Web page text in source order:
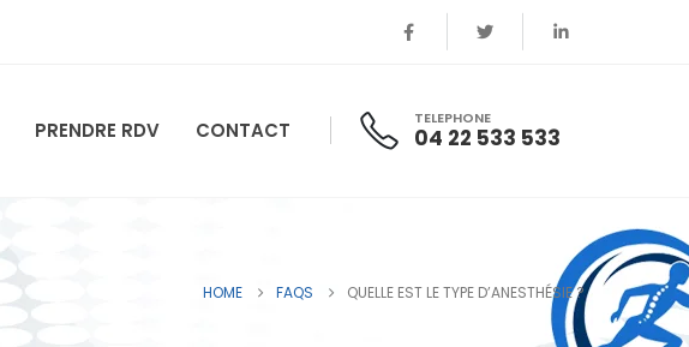
PRENDRE RDV CONTACT TELEPHONE
04 22 533 533
HOME FAQS QUELLE EST LE TYPE D’ANESTHÉSIE ?